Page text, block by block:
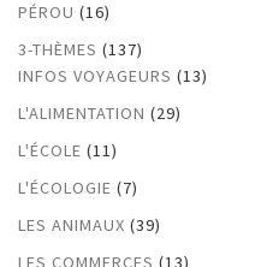
PÉROU (16)
3-THÈMES (137)
INFOS VOYAGEURS (13)
L'ALIMENTATION (29)
L'ÉCOLE (11)
L'ÉCOLOGIE (7)
LES ANIMAUX (39)
LES COMMERCES (13)